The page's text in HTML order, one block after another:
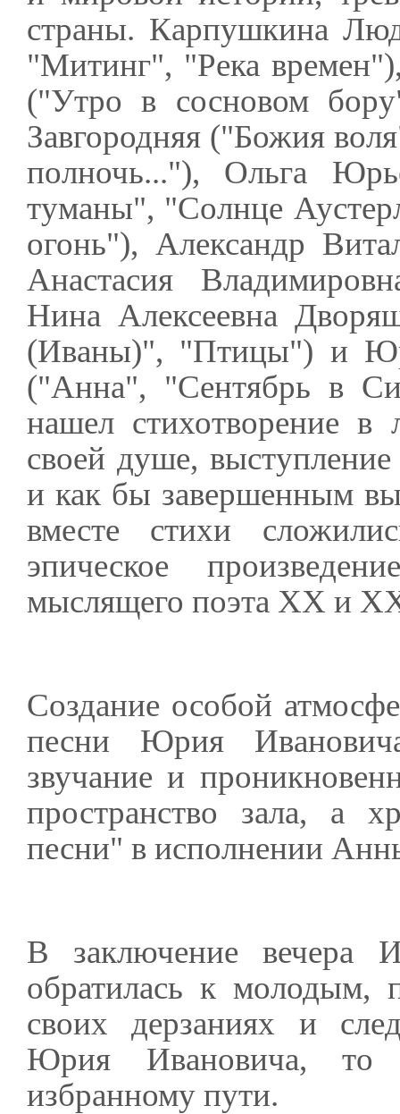
страны. Карпушкина
"Митинг", "Река
("Утро в сосновом
Завгородняя ("Божия
полночь..."), Ольга
туманы", "Солнце
огонь"), Александр
Анастасия
Нина Алексеевна
(Иваны)", "Птицы") и
("Анна", "Сентябрь в
нашел стихотворение в
своей душе,
и как бы завершенным
вместе стихи
эпическое
мыслящего поэта ХХ и
Создание особой
песни Юрия
звучание и
пространство зала, а
песни" в исполнении
В заключение вечера
обратилась к молодым,
своих дерзаниях и
Юрия Ивановича, то
избранному пути.